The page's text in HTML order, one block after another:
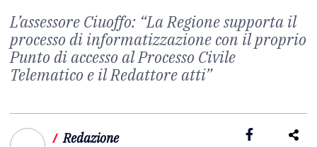
L’assessore Ciuoffo: “La Regione supporta il
processo di informatizzazione con il proprio
Punto di accesso al Processo Civile
Telematico e il Redattore atti”
/ Redazione